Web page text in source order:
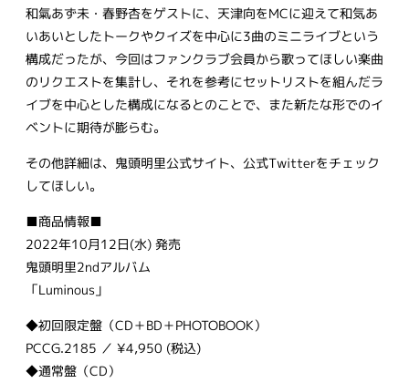
和氣あず未・春野杏をゲストに、天津向をMCに迎えて和気あ
いあいとしたトークやクイズを中心に3曲のミニライブという
構成だったが、今回はファンクラブ会員から歌ってほしい楽曲
のリクエストを集計し、それを参考にセットリストを組んだラ
イブを中心とした構成になるとのことで、また新たな形でのイ
ベントに期待が膨らむ。
その他詳細は、鬼頭明里公式サイト、公式Twitterをチェック
してほしい。
■商品情報■
2022年10月12日(水) 発売
鬼頭明里2ndアルバム
「Luminous」
◆初回限定盤（CD＋BD＋PHOTOBOOK）
PCCG.2185 ／ ¥4,950 (税込)
◆通常盤（CD）